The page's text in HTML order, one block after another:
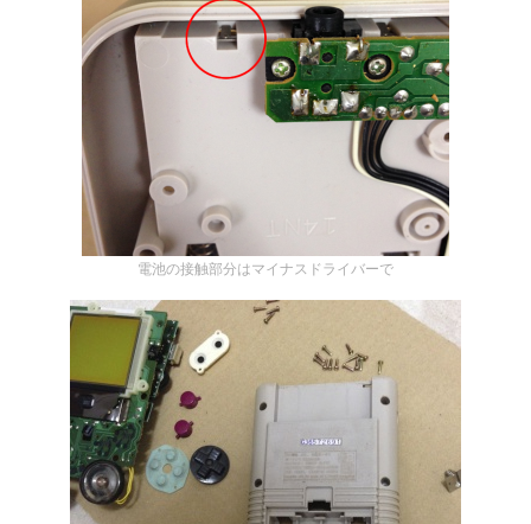
電池の接触部分はマイナスドライバーで